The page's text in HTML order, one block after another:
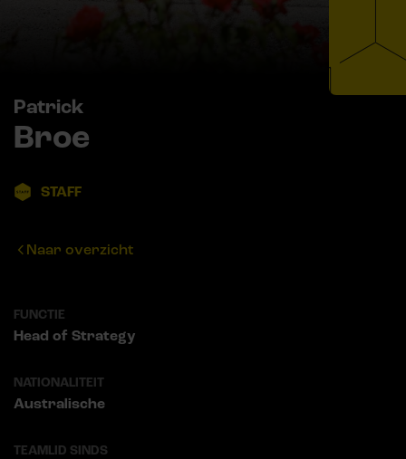
Patrick
Broe
STAFF
Naar overzicht
FUNCTIE
Head of Strategy
NATIONALITEIT
Australische
TEAMLID SINDS